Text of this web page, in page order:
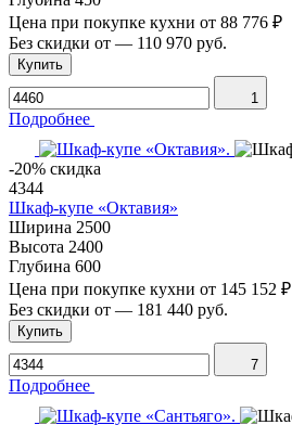
Цена при покупке кухни от 88 776 ₽
Без скидки от — 110 970 руб.
Купить
1
Подробнее
-20% скидка
4344
Шкаф-купе «Октавия»
Ширина 2500
Высота 2400
Глубина 600
Цена при покупке кухни от 145 152 ₽
Без скидки от — 181 440 руб.
Купить
7
Подробнее